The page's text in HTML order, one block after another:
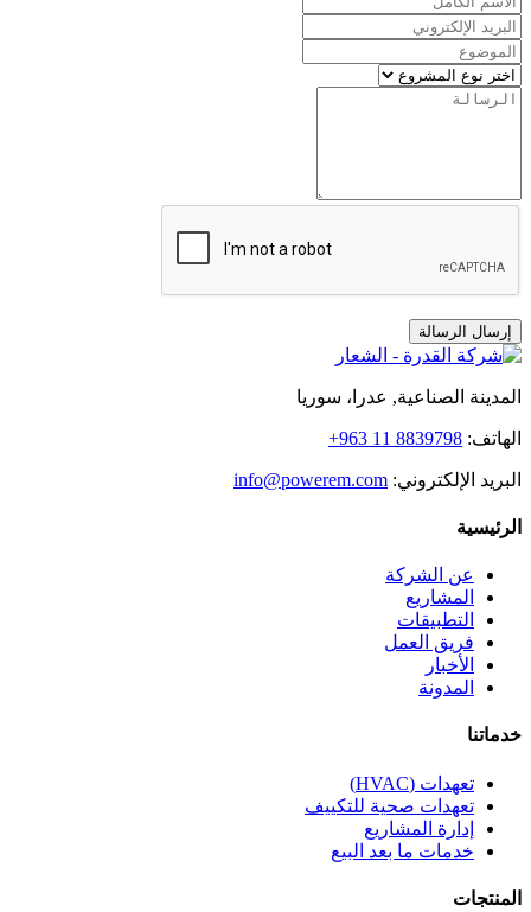
إرسال الرسالة
المدينة الصناعية, عدرا، سوريا
الهاتف: +963 11 8839798
البريد الإلكتروني: info@powerem.com
الرئيسية
عن الشركة
المشاريع
التطبيقات
فريق العمل
الأخبار
المدونة
خدماتنا
تعهدات (HVAC)
تعهدات صحية للتكييف
إدارة المشاريع
خدمات ما بعد البيع
المنتجات